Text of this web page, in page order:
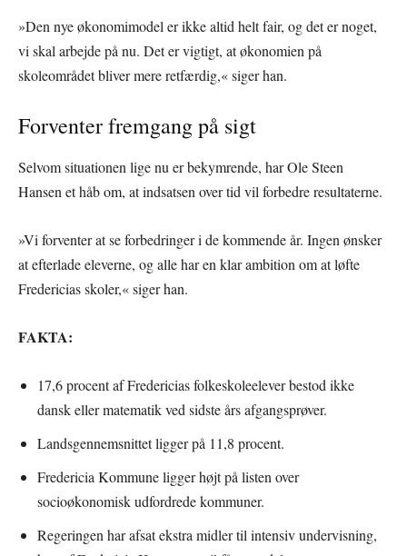
»Den nye økonomimodel er ikke altid helt fair, og det er noget,
vi skal arbejde på nu. Det er vigtigt, at økonomien på
skoleområdet bliver mere retfærdig,« siger han.
Forventer fremgang på sigt
Selvom situationen lige nu er bekymrende, har Ole Steen
Hansen et håb om, at indsatsen over tid vil forbedre resultaterne.
»Vi forventer at se forbedringer i de kommende år. Ingen ønsker
at efterlade eleverne, og alle har en klar ambition om at løfte
Fredericias skoler,« siger han.
FAKTA:
17,6 procent af Fredericias folkeskoleelever bestod ikke
dansk eller matematik ved sidste års afgangsprøver.
Landsgennemsnittet ligger på 11,8 procent.
Fredericia Kommune ligger højt på listen over
socioøkonomisk udfordrede kommuner.
Regeringen har afsat ekstra midler til intensiv undervisning,